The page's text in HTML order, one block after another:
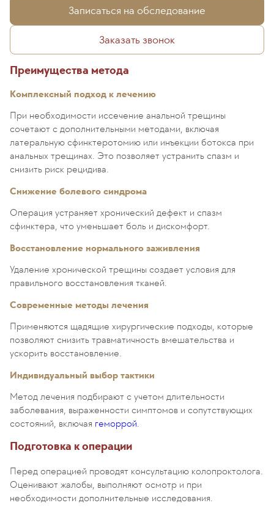
Записаться на обследование
Заказать звонок
Преимущества метода
Комплексный подход к лечению
При необходимости иссечение анальной трещины
сочетают с дополнительными методами, включая
латеральную сфинктеротомию или инъекции ботокса при
анальных трещинах. Это позволяет устранить спазм и
снизить риск рецидива.
Снижение болевого синдрома
Операция устраняет хронический дефект и спазм
сфинктера, что уменьшает боль и дискомфорт.
Восстановление нормального заживления
Удаление хронической трещины создает условия для
правильного восстановления тканей.
Современные методы лечения
Применяются щадящие хирургические подходы, которые
позволяют снизить травматичность вмешательства и
ускорить восстановление.
Индивидуальный выбор тактики
Метод лечения подбирают с учетом длительности
заболевания, выраженности симптомов и сопутствующих
состояний, включая геморрой.
Подготовка к операции
Перед операцией проводят консультацию колопроктолога.
Оценивают жалобы, выполняют осмотр и при
необходимости дополнительные исследования.